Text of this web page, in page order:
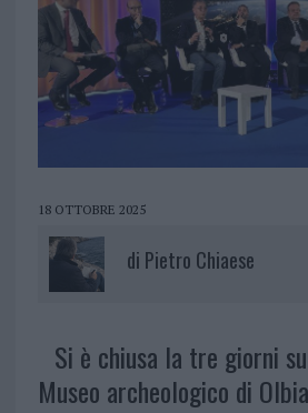
18 OTTOBRE 2025
di Pietro Chiaese
Si è chiusa la tre giorni
Museo archeologico di Olbia